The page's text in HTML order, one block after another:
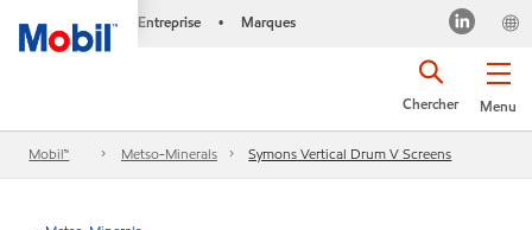
Entreprise • Marques
Menu
Chercher
Mobil™ Metso-Minerals Symons Vertical Drum V Screens